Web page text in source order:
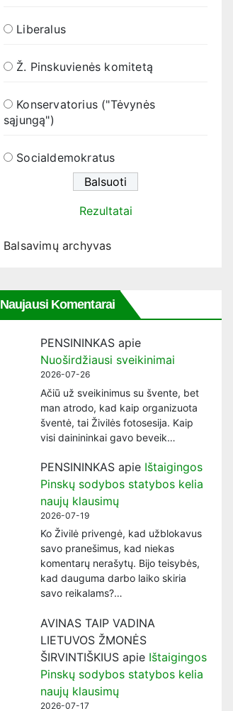
Liberalus
Ž. Pinskuvienės komitetą
Konservatorius ("Tėvynės
sąjungą")
Socialdemokratus
Rezultatai
Balsavimų archyvas
Naujausi Komentarai
PENSININKAS apie
Nuoširdžiausi sveikinimai
2026-07-26
Ačiū už sveikinimus su švente, bet
man atrodo, kad kaip organizuota
šventė, tai Živilės fotosesija. Kaip
visi dainininkai gavo beveik…
PENSININKAS apie Ištaigingos
Pinskų sodybos statybos kelia
naujų klausimų
2026-07-19
Ko Živilė privengė, kad užblokavus
savo pranešimus, kad niekas
komentarų nerašytų. Bijo teisybės,
kad dauguma darbo laiko skiria
savo reikalams?…
AVINAS TAIP VADINA
LIETUVOS ŽMONĖS
ŠIRVINTIŠKIUS apie Ištaigingos
Pinskų sodybos statybos kelia
naujų klausimų
2026-07-17